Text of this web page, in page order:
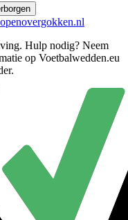
openovergokken.nl
Hulp nodig? Neem
op Voetbalwedden.eu